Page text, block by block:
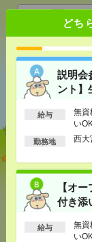
どち
説明会
ント】
給与
無
い
以上
勤務地 西大
【オ
付き添
給与
無
い
シェア
あな
活のお手伝い
[給 与]
無資格未
OK ■扶養内OK
交通費全
西大宮駅/